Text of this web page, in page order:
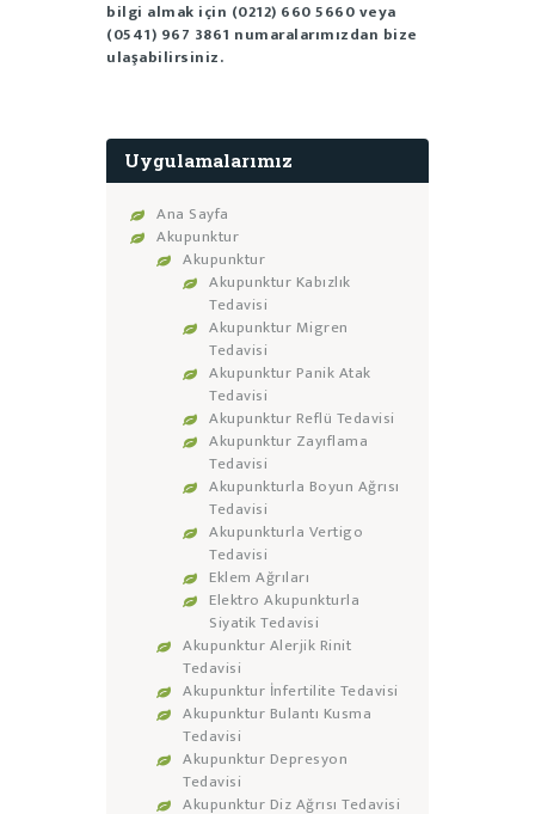
bilgi almak için (0212) 660 5660 veya
(0541) 967 3861 numaralarımızdan bize
ulaşabilirsiniz.
Uygulamalarımız
Ana Sayfa
Akupunktur
Akupunktur
Akupunktur Kabızlık
Tedavisi
Akupunktur Migren
Tedavisi
Akupunktur Panik Atak
Tedavisi
Akupunktur Reflü Tedavisi
Akupunktur Zayıflama
Tedavisi
Akupunkturla Boyun Ağrısı
Tedavisi
Akupunkturla Vertigo
Tedavisi
Eklem Ağrıları
Elektro Akupunkturla
Siyatik Tedavisi
Akupunktur Alerjik Rinit
Tedavisi
Akupunktur İnfertilite Tedavisi
Akupunktur Bulantı Kusma
Tedavisi
Akupunktur Depresyon
Tedavisi
Akupunktur Diz Ağrısı Tedavisi